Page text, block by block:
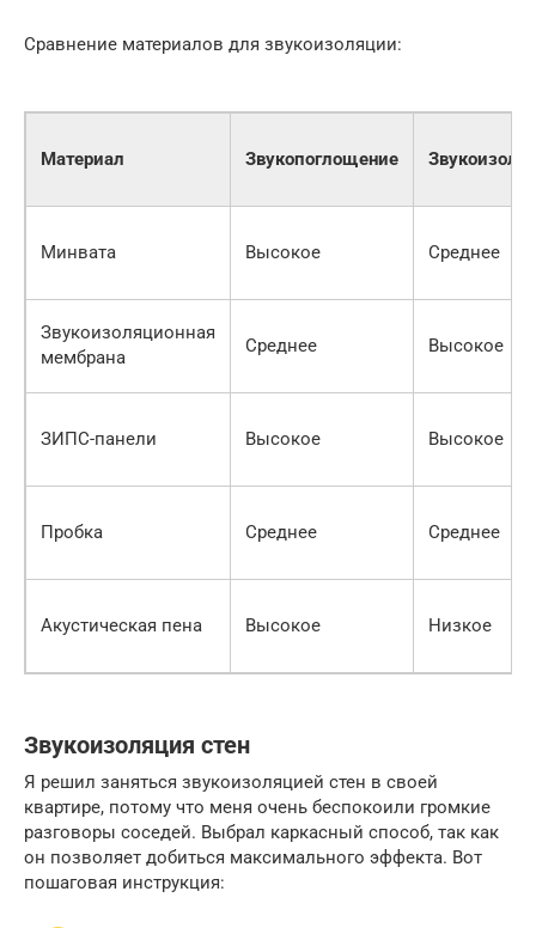
Сравнение материалов для звукоизоляции:
Материал Звукопоглощение
Минвата Высокое Среднее
Звукоизоляционная
мембрана
Среднее Высокое
ЗИПС-панели Высокое Высокое
Пробка Среднее Среднее
Акустическая пена Высокое Низкое
Звукоизоляция стен
Я решил заняться звукоизоляцией стен в своей
квартире, потому что меня очень беспокоили громкие
разговоры соседей. Выбрал каркасный способ, так как
он позволяет добиться максимального эффекта. Вот
пошаговая инструкция: